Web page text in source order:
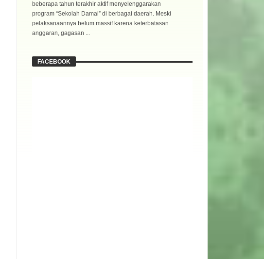
beberapa tahun terakhir aktif menyelenggarakan
program “Sekolah Damai” di berbagai daerah. Meski
pelaksanaannya belum massif karena keterbatasan
anggaran, gagasan ...
FACEBOOK